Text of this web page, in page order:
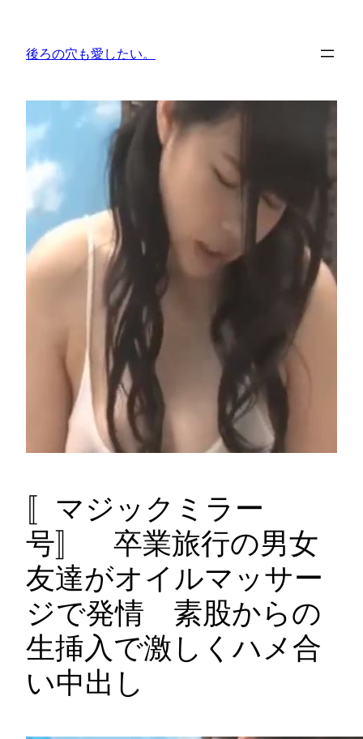
後ろの穴も愛したい。
〚マジックミラー
号〛 卒業旅行の男女
友達がオイルマッサー
ジで発情 素股からの
生挿入で激しくハメ合
い中出し